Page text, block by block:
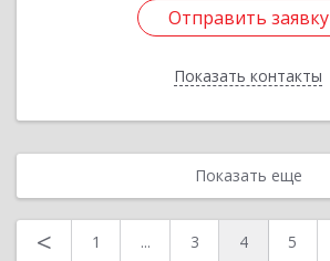
Отправить заявку
Показать контакты
Отправить заявку
Назад
Показать еще
< 1 ... 3 4 5